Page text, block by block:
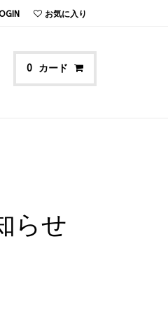
お気に入り
0 カード
らせ